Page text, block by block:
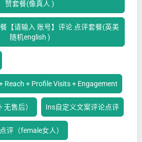
赞套餐(像真人 )
【请输入 账号】评论 点评套餐(英美
随机english )
Reach + Profile Visits + Engagement
售后） Ins自定义文案评论点评
评（female女人）